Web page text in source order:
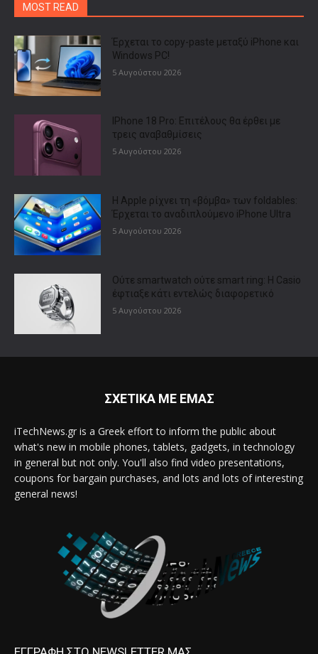
MOST READ
Έρχεται το copy-paste μεταξύ iPhone και
Windows PC!
5 Αυγούστου 2026
IPhone 18 Pro: Επιτέλους θα έρθει με
τρεις αναβαθμίσεις
5 Αυγούστου 2026
Η Apple ρίχνει τη «βόμβα» των foldables:
Έρχεται το αναδιπλούμενο iPhone Ultra
5 Αυγούστου 2026
Ούτε smartwatch ούτε smart ring: Η Casio
έφτιαξε κάτι εντελώς διαφορετικό
5 Αυγούστου 2026
ΣΧΕΤΙΚΑ ΜΕ ΕΜΑΣ
iTechNews.gr is a Greek effort to inform the public about
what's new in mobile phones, tablets, gadgets, in technology
in general but not only. You'll also find video presentations,
coupons for bargain purchases, and lots and lots of interesting
general news!